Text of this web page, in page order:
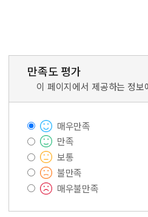
만족도 평가
이 페이지에서 제공하는 정
매우만족
만족
보통
불만족
매우불만족